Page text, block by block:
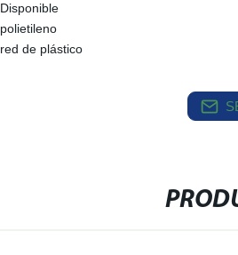
Disponible
polietileno
red de plástico